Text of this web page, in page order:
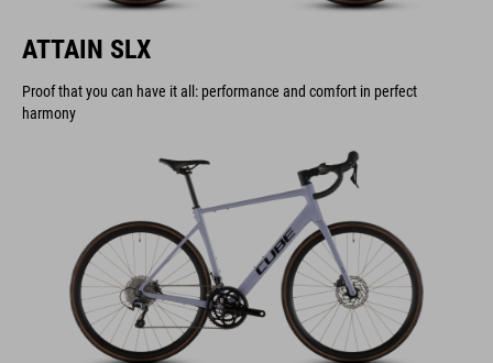
ATTAIN SLX
Proof that you can have it all: performance and comfort in perfect
harmony